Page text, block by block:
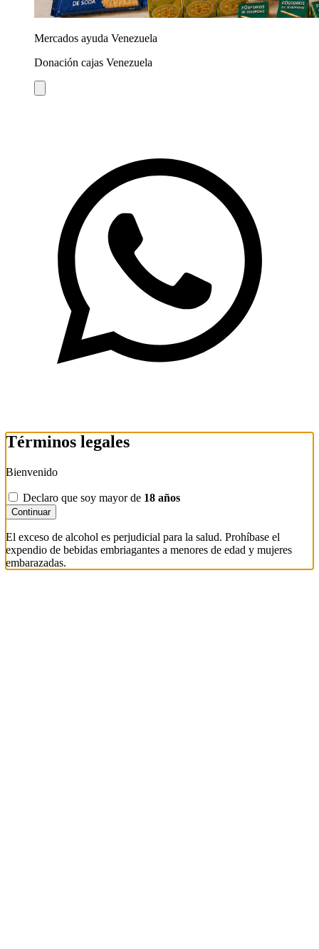
Mercados ayuda Venezuela
Donación cajas Venezuela
Términos legales
Bienvenido
Declaro que soy mayor de 18 años
Continuar
El exceso de alcohol es perjudicial para la salud. Prohíbase el
expendio de bebidas embriagantes a menores de edad y mujeres
embarazadas.